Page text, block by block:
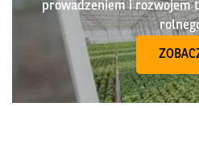
prowadzeniem i rozwojem